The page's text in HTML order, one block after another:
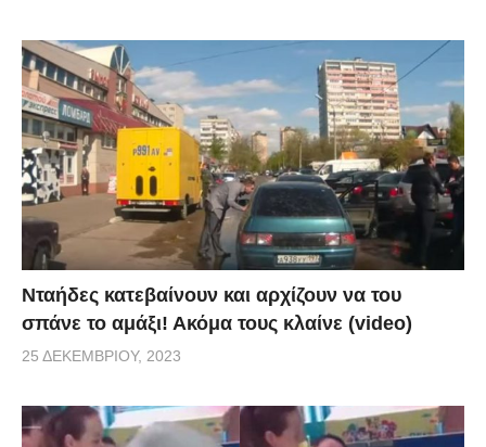
Νταήδες κατεβαίνουν και αρχίζουν να του
σπάνε το αμάξι! Ακόμα τους κλαίνε (video)
25 ΔΕΚΕΜΒΡΊΟΥ, 2023